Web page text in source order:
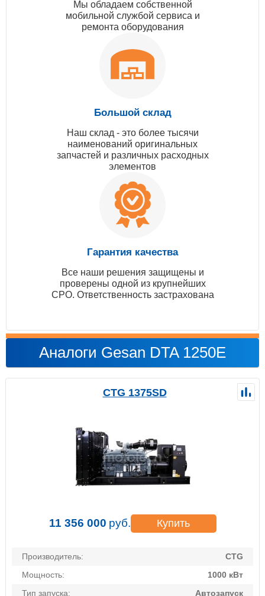
Мы обладаем собственной
мобильной службой сервиса и
ремонта оборудования
Большой склад
Наш склад - это более тысячи
наименований оригинальных
запчастей и различных расходных
элементов
Гарантия качества
Все наши решения защищены и
проверены одной из крупнейших
СРО. Ответственность застрахована
Аналоги Gesan DTA 1250E
CTG 1375SD
11 356 000 руб. Купить
Производитель:
CTG
Мощность:
1000 кВт
Тип запуска:
Автозапуск